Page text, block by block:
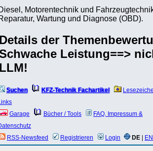
Motorentechnik und
Wartung und Diagnose (OBD).
Details der
Leistung==>
LLM!
Suchen KFZ-Technik Fachartikel
Garage
Bücher / Tools
FAQ, Impressum &
RSS-Newsfeed
Registrieren Login DE EN